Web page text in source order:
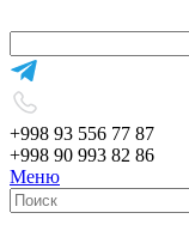
+998 93 556 77 87
+998 90 993 82 86
Меню